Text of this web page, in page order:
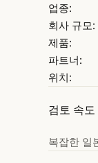
업종:
회사 규모:
제품:
파트너:
위치:
검토 속
복잡한 일